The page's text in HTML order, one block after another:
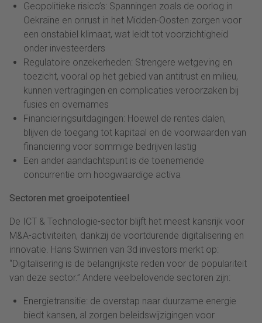
Geopolitieke risico’s: Spanningen zoals de oorlog in
Oekraïne en onrust in het Midden-Oosten zorgen voor
een onstabiel klimaat, wat leidt tot voorzichtigheid
onder investeerders
Regulatoire onzekerheden: Strengere wetgeving en
toezicht, vooral op het gebied van antitrust en milieu,
kunnen vertragingen en complicaties veroorzaken bij
fusies en overnames
Financieringsuitdagingen: Hoewel de rentes dalen,
blijven de toegang tot kapitaal en de voorwaarden van
financiering voor sommige bedrijven lastig
Een ander aandachtspunt is de toenemende
concurrentie om hoogwaardige activa
Sectoren met groeipotentieel
De ICT & Technologie-sector blijft het meest kansrijk voor
M&A-activiteiten, dankzij de voortdurende digitalisering en
innovatie. Hans Swinnen van 3d investors merkt op:
“Digitalisering is de belangrijkste reden voor de populariteit
van deze sector.” Andere veelbelovende sectoren zijn:
Energietransitie: de overstap naar duurzame energie
biedt kansen, al zorgen beleidswijzigingen voor